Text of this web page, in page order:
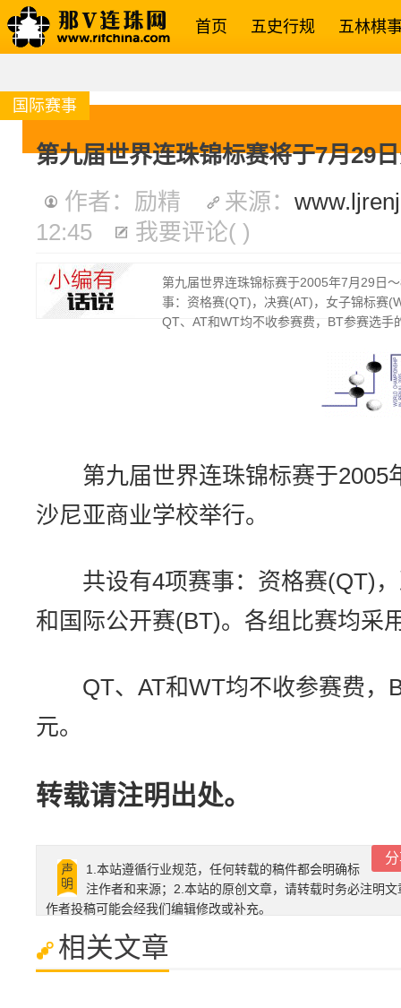
首页 五史行规 五林棋
国际赛事
第九届世界连珠锦标赛将于7月29
作者：励精
来源：
12:45
我要评论( )
第九届世界连珠锦标赛于2005年7月29日
事：资格赛(QT)，决赛(AT)，女子锦标赛
QT、AT和WT均不收参赛费，BT参赛选手
第九届世界连珠锦标赛于2005
沙尼亚商业学校举行。
共设有4项赛事：资格赛(QT)，
和国际公开赛(BT)。各组比赛均采
QT、AT和WT均不收参赛费，
元。
转载请注明出处。
1.本站遵循行业规范，任何转载的稿件都会明确标
注作者和来源；2.本站的原创文章，请转载时务必注明
作者投稿可能会经我们编辑修改或补充。
相关文章